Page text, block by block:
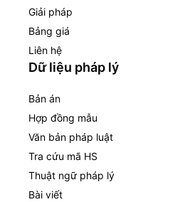
Giải pháp
Bảng giá
Liên hệ
Dữ liệu pháp lý
Bản án
Hợp đồng mẫu
Văn bản pháp luật
Tra cứu mã HS
Thuật ngữ pháp lý
Bài viết